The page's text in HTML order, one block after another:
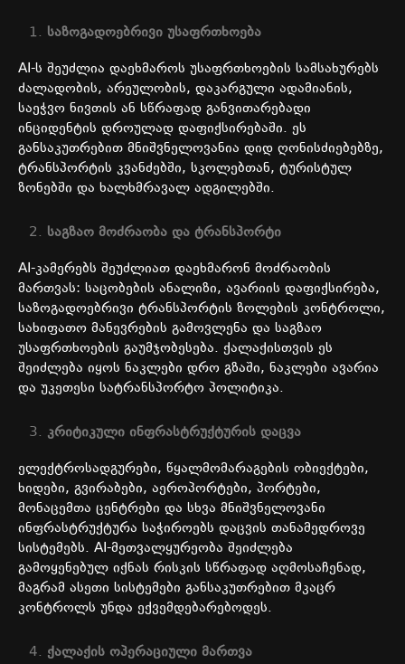
საზოგადოებრივი უსაფრთხოება
AI-ს შეუძლია დაეხმაროს უსაფრთხოების სამსახურებს
ძალადობის, არეულობის, დაკარგული ადამიანის,
საეჭვო ნივთის ან სწრაფად განვითარებადი
ინციდენტის დროულად დაფიქსირებაში. ეს
განსაკუთრებით მნიშვნელოვანია დიდ ღონისძიებებზე,
ტრანსპორტის კვანძებში, სკოლებთან, ტურისტულ
ზონებში და ხალხმრავალ ადგილებში.
საგზაო მოძრაობა და ტრანსპორტი
AI-კამერებს შეუძლიათ დაეხმარონ მოძრაობის
მართვას: საცობების ანალიზი, ავარიის დაფიქსირება,
საზოგადოებრივი ტრანსპორტის ზოლების კონტროლი,
სახიფათო მანევრების გამოვლენა და საგზაო
უსაფრთხოების გაუმჯობესება. ქალაქისთვის ეს
შეიძლება იყოს ნაკლები დრო გზაში, ნაკლები ავარია
და უკეთესი სატრანსპორტო პოლიტიკა.
კრიტიკული ინფრასტრუქტურის დაცვა
ელექტროსადგურები, წყალმომარაგების ობიექტები,
ხიდები, გვირაბები, აეროპორტები, პორტები,
მონაცემთა ცენტრები და სხვა მნიშვნელოვანი
ინფრასტრუქტურა საჭიროებს დაცვის თანამედროვე
სისტემებს. AI-მეთვალყურეობა შეიძლება
გამოყენებულ იქნას რისკის სწრაფად აღმოსაჩენად,
მაგრამ ასეთი სისტემები განსაკუთრებით მკაცრ
კონტროლს უნდა ექვემდებარებოდეს.
ქალაქის ოპერაციული მართვა